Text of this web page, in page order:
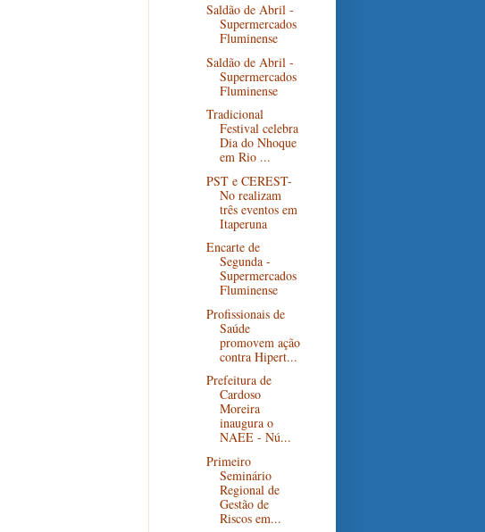
Saldão de Abril -
Supermercados
Fluminense
Saldão de Abril -
Supermercados
Fluminense
Tradicional
Festival celebra
Dia do Nhoque
em Rio ...
PST e CEREST-
No realizam
três eventos em
Itaperuna
Encarte de
Segunda -
Supermercados
Fluminense
Profissionais de
Saúde
promovem ação
contra Hipert...
Prefeitura de
Cardoso
Moreira
inaugura o
NAEE - Nú...
Primeiro
Seminário
Regional de
Gestão de
Riscos em...